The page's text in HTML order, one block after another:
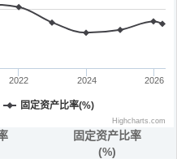
固定资产比率(%)
2022 2024 2026
Highcharts.com
固定资产比率
(%)